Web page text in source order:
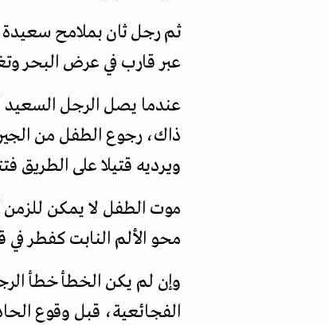
ثم رجل ثان بملامح سعيدة
عبر قارب في عرض البحر
عندما يصل الرجل السعيد
ذاك، رجوع الطفل من
ويرديه قتيلا على الطريق
موت الطفل لا يمكن للزمن
محو الألم النابت كفطر
وإن لم يكن الخطأ خطأ
الفجائعية، قبل وقوع